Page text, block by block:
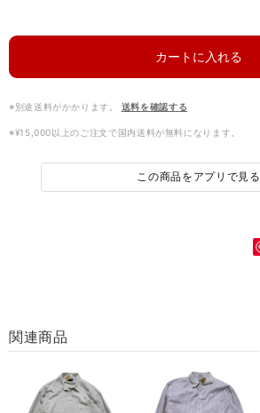
カートに入れる
※別途送料がかかります。 送料を確認する
※¥15,000以上のご注文で国内送料が無料になります。
この商品をアプリで見る
関連商品